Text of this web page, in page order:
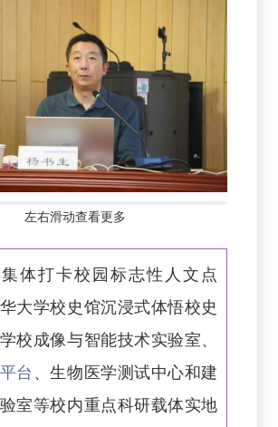
左右滑动查看更多
体打卡校园标志性人文点
大学校史馆沉浸式体悟校史
校成像与智能技术实验室、
台 、生物医学测试中心和建
室等校内重点科研载体实地